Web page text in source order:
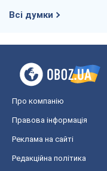
Всі думки
Про компанію
Правова інформація
Реклама на сайті
Редакційна політика